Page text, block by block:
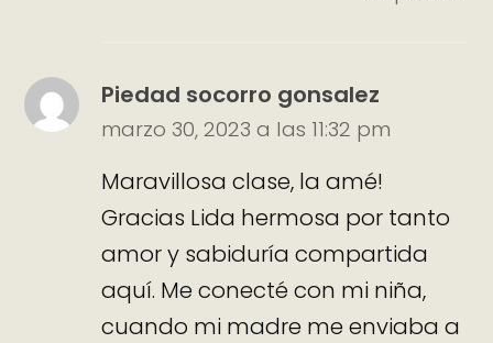
Piedad socorro gonsalez
marzo 30, 2023 a las 11:32 pm
Maravillosa clase, la amé!
Gracias Lida hermosa por tanto
amor y sabiduría compartida
aquí. Me conecté con mi niña,
cuando mi madre me enviaba a